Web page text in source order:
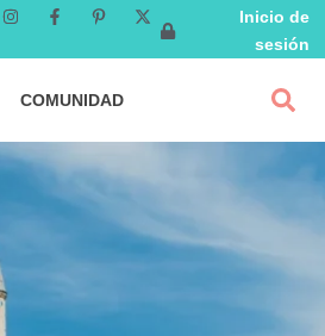
Inicio de
sesión
COMUNIDAD